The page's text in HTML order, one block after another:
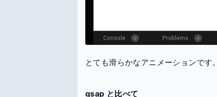
とても滑らかなアニメーションです
gsap と比べて